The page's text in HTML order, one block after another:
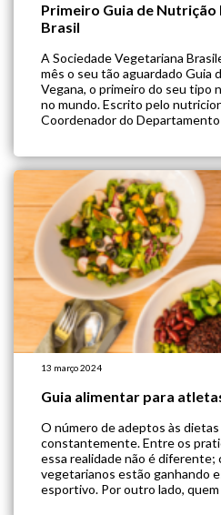
Primeiro Guia de Nutrição
Brasil
A Sociedade Vegetariana
mês o seu tão aguardado Guia
Vegana, o primeiro do seu tipo
no mundo. Escrito pelo
Coordenador do
13 março 2024
Guia alimentar para
O número de adeptos às
constantemente. Entre os
essa realidade não é diferente;
vegetarianos estão ganhando
esportivo. Por outro lado,